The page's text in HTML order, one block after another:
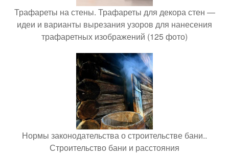
Трафареты на стены. Трафареты для декора стен —
идеи и варианты вырезания узоров для нанесения
трафаретных изображений (125 фото)
Нормы законодательства о строительстве бани..
Строительство бани и расстояния